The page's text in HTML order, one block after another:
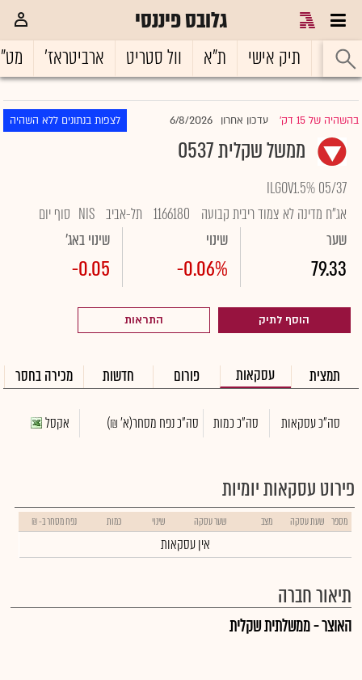
גלובס פיננסי
ראשי תיק אישי ת"א וול סטריט ארביטראז'
בהשהיה של 15 דק' |עדכון אחרון 6/8/2026 לצפות בנתונים ללא השהיה
ממשל שקלית 0537
ILGOV1.5% 05/37
אג"ח מדינה לא צמוד ריבית קבועה
1166180 תל-אביב NIS סוף יום
שער
79.33
שינוי
-0.06%
שינוי באג'
-0.05
הוסף לתיק התראות
תמצית עסקאות פורום חדשות מכירה בחסר
סה"כ עסקאות סה"כ כמות סה"כ נפח מסחר(א' ₪) אקסל
פירוט עסקאות יומיות
מספר שעת עסקה מצב שער עסקה שינוי כמות נפח מסחר ב- ₪
אין עסקאות
תיאור חברה
האוצר - ממשלתית שקלית